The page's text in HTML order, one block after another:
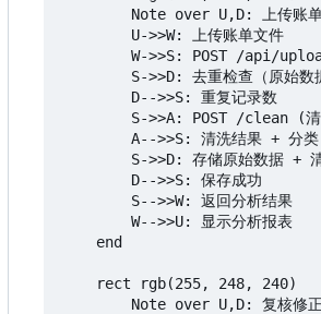
Note over U,D: 上传账
        U->>W: 上传账单文件
W->>S: POST /api/
S->>D: 去重检查（原始数
        D-->>S: 重复记录数
S->>A: POST /clean (清
        A-->>S: 清洗结果 + 分类
S->>D: 存储原始数据 +
        D-->>S: 保存成功
        S-->>W: 返回分析结果
        W-->>U: 显示分析报表
    end
    rect rgb(255, 248, 240)
Note over U,D: 复核修